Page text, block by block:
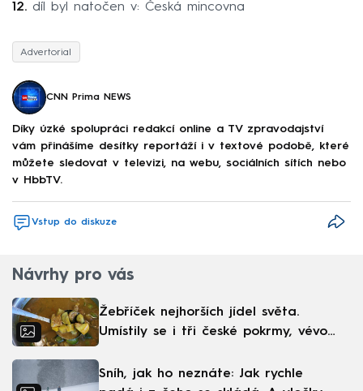
díl byl natočen v: Česká mincovna
Advertorial
CNN Prima NEWS
Díky úzké spolupráci redakcí online a TV zpravodajství
vám přinášíme desítky reportáží i v textové podobě, které
můžete sledovat v televizi, na webu, sociálních sítích nebo
v HbbTV.
Vstup do diskuze
Návrhy pro vás
Žebříček nejhorších jídel světa.
Umístily se i tři české pokrmy, vévodí
Sníh, jak ho neznáte: Jak rychle